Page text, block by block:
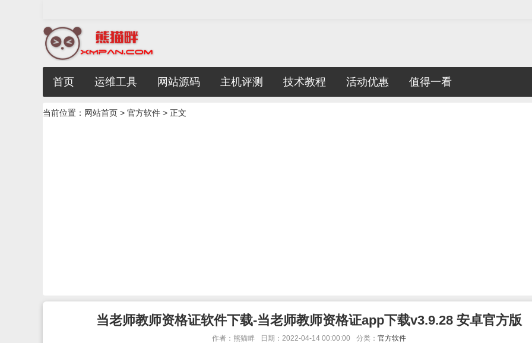
首页 运维工具 网站源码 主机评测 技术教程 活动优惠 值得一看
当前位置： 网站首页 > 官方软件 > 正文
当老师教师资格证软件下载-当老师教师资格证app下载v3.9.28 安卓官方版
作者：熊猫畔 日期：2022-04-14 00:00:00 分类：官方软件